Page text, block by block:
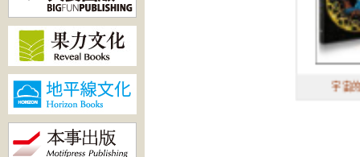
宇宙的傳